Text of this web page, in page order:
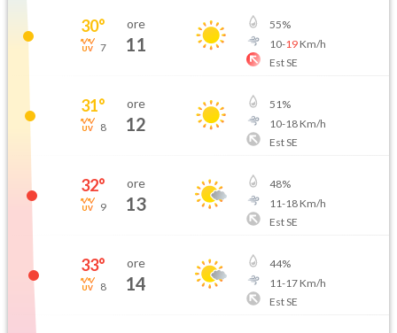
30°
7
ore
11
55%
10-19Km/h
Est SE
31°
8
ore
12
51%
10-18Km/h
Est SE
32°
9
ore
13
48%
11-18Km/h
Est SE
33°
8
ore
14
44%
11-17Km/h
Est SE